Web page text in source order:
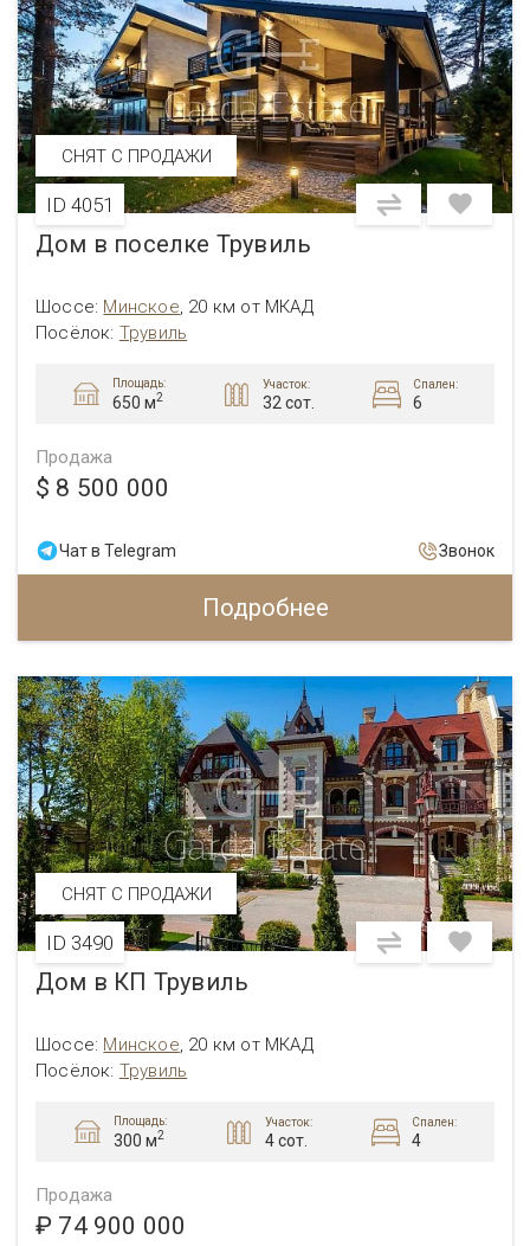
ID 4051
СНЯТ С ПРОДАЖИ
Дом в поселке Трувиль
Шоссе: Минское, 20 км от МКАД
Посёлок: Трувиль
Площадь:
650 м2
Участок:
32 сот.
Спален:
6
Продажа
$ 8 500 000
Чат в Telegram Звонок
Подробнее
ID 3490
СНЯТ С ПРОДАЖИ
Дом в КП Трувиль
Шоссе: Минское, 20 км от МКАД
Посёлок: Трувиль
Площадь:
300 м2
Участок:
4 сот.
Спален:
4
Продажа
₽ 74 900 000